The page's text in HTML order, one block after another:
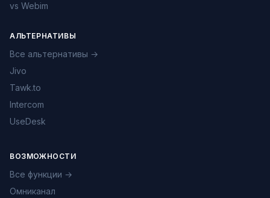
vs Webim
АЛЬТЕРНАТИВЫ
Все альтернативы →
Jivo
Tawk.to
Intercom
UseDesk
ВОЗМОЖНОСТИ
Все функции →
Омниканал